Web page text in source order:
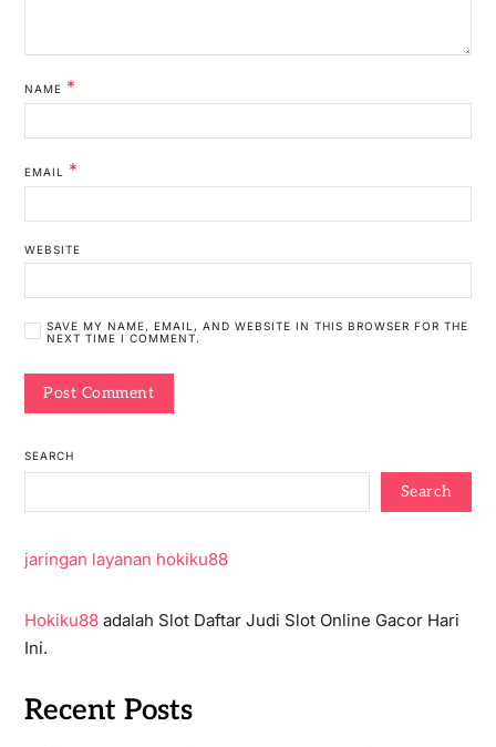
NAME *
EMAIL *
WEBSITE
SAVE MY NAME, EMAIL, AND WEBSITE IN THIS BROWSER FOR THE
NEXT TIME I COMMENT.
SEARCH
Search
jaringan layanan hokiku88
Hokiku88adalah Slot Daftar Judi Slot Online Gacor Hari
Ini.
Recent Posts